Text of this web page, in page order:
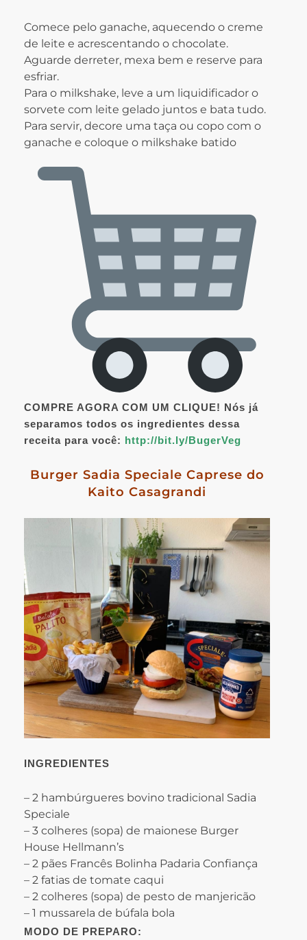
Comece pelo ganache, aquecendo o creme
de leite e acrescentando o chocolate.
Aguarde derreter, mexa bem e reserve para
esfriar.
Para o milkshake, leve a um liquidificador o
sorvete com leite gelado juntos e bata tudo.
Para servir, decore uma taça ou copo com o
ganache e coloque o milkshake batido
COMPRE AGORA COM UM CLIQUE! Nós já
separamos todos os ingredientes dessa
receita para você: http://bit.ly/BugerVeg
Burger Sadia Speciale Caprese do
Kaito Casagrandi
INGREDIENTES
– 2 hambúrgueres bovino tradicional Sadia
Speciale
– 3 colheres (sopa) de maionese Burger
House Hellmann’s
– 2 pães Francês Bolinha Padaria Confiança
– 2 fatias de tomate caqui
– 2 colheres (sopa) de pesto de manjericão
– 1 mussarela de búfala bola
MODO DE PREPARO: